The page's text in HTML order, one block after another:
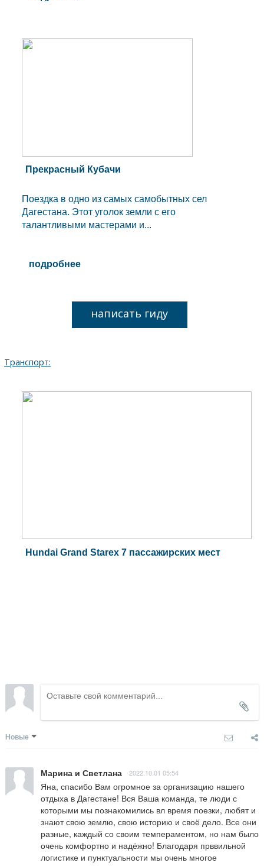
Прекраcный Кубачи
Поездка в одно из самых самобытных сел
Дагестана. Этот уголок земли с его
талантливыми мастерами и...
подробнее
написать гиду
Транспорт:
Hundai Grand Starex 7 пассажирских мест
Новые
Марина и Светлана 2022.10.01 05:54
Яна, спасибо Вам огромное за организацию нашего
отдыха в Дагестане! Вся Ваша команда, те люди с
которыми мы познакомились вл время поезки, любят и
знают свою землю, свою историю и своё дело. Все они
разные, каждый со своим темпераментом, но нам было
очень комфортно и надёжно! Благодаря прввильной
логистике и пунктуальности мы очень многое